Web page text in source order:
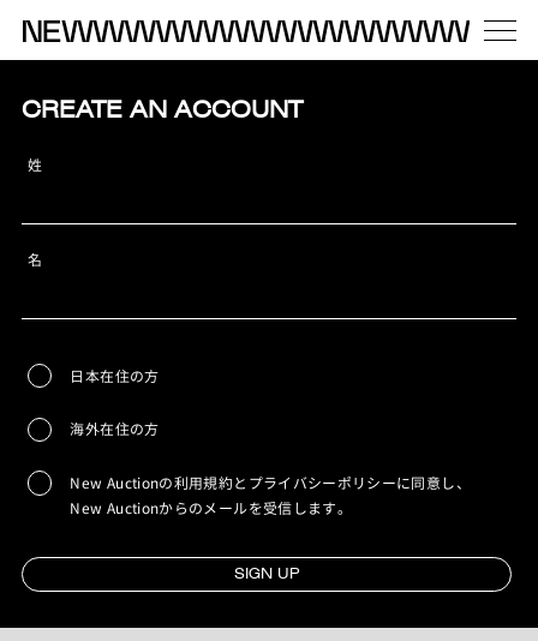
CREATE AN ACCOUNT
姓
名
日本在住の方
海外在住の方
New Auctionの利用規約とプライバシーポリシーに同意し、
New Auctionからのメールを受信します。
SIGN UP